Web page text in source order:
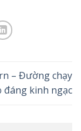
– Đường chạy
đáng kinh ngạc